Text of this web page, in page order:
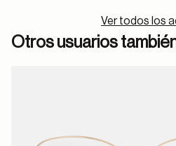
Ver todos los
Otros usuarios